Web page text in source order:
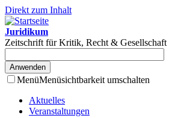
Direkt zum Inhalt
Juridikum
Zeitschrift für Kritik, Recht & Gesellschaft
MenüMenüsichtbarkeit umschalten
Aktuelles
Veranstaltungen